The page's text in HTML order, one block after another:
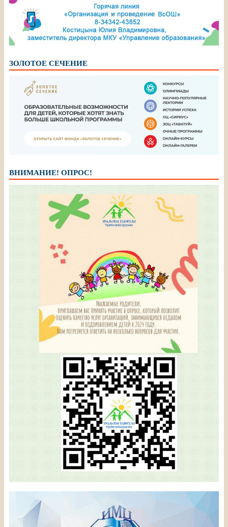
ЗОЛОТОЕ СЕЧЕНИЕ
ВНИМАНИЕ! ОПРОС!